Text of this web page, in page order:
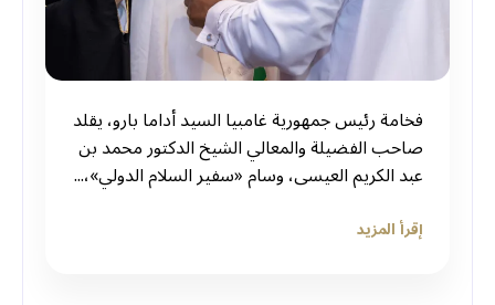
فخامة رئيس جمهورية غامبيا السيد أداما بارو، يقلد
صاحب الفضيلة والمعالي الشيخ الدكتور محمد بن
عبد الكريم العيسى، وسام «سفير السلام الدولي»،...
إقرأ المزيد